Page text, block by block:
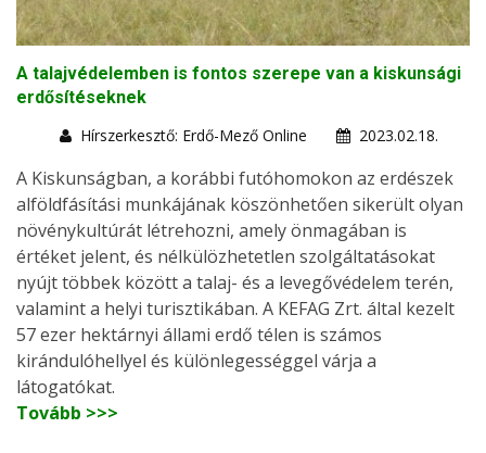
A talajvédelemben is fontos szerepe van a kiskunsági
erdősítéseknek
Hírszerkesztő: Erdő-Mező Online
2023.02.18.
A Kiskunságban, a korábbi futóhomokon az erdészek
alföldfásítási munkájának köszönhetően sikerült olyan
növénykultúrát létrehozni, amely önmagában is
értéket jelent, és nélkülözhetetlen szolgáltatásokat
nyújt többek között a talaj- és a levegővédelem terén,
valamint a helyi turisztikában. A KEFAG Zrt. által kezelt
57 ezer hektárnyi állami erdő télen is számos
kirándulóhellyel és különlegességgel várja a
látogatókat.
Tovább >>>